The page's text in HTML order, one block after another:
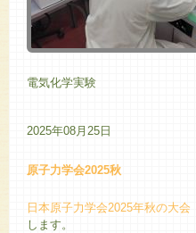
電気化学実験
2025年08月25日
原子力学会2025秋
日本原子力学会2025年秋の大会
します。